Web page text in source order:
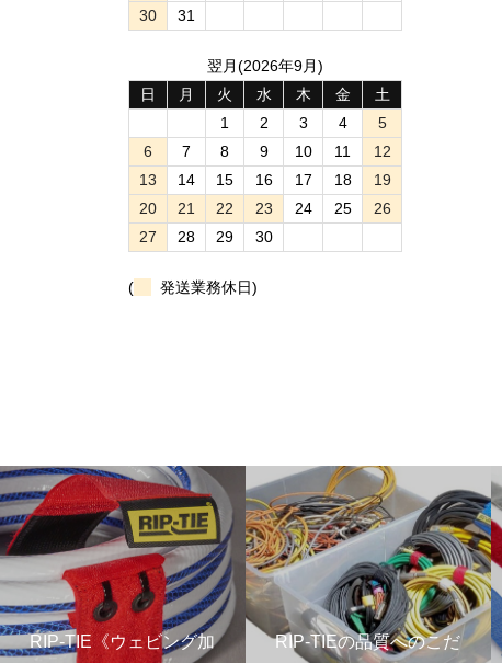
30
31
翌月(2026年9月)
日
月 火 水 木 金
土
1
2 3 4
5
6
7 8 9 10 11
12
13
14 15 16 17 18
19
20
21 22 23 24 25
26
27
28 29 30
( 発送業務休日)
RIP-TIE《ウェビング加
RIP-TIEの品質へのこだ